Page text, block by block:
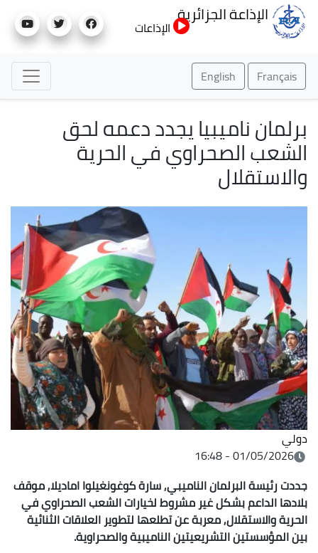
إلى
الإذاعة الجزائرية
الإذاعات
Français
English
برلمان ناميبيا يجدد دعمه لحق
الشعب الصحراوي في الحرية
والاستقلال
دولي
01/05/2026 - 16:48
جددت رئيسة البرلمان الناميبي, سارة كوغونغيلوا اماديلا, موقف
بلادها الداعم بشكل غير مشروط لخيارات الشعب الصحراوي في
الحرية والاستقلال, معربة عن تطلعها لتطوير العلاقات الثنائية
بين المؤسستين التشريعيتين الناميبية والصحراوية.